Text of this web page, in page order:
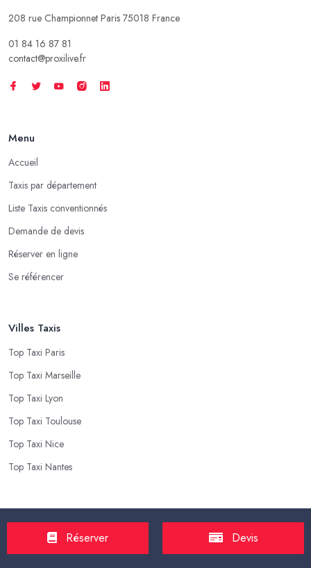
208 rue Championnet Paris 75018 France
01 84 16 87 81
contact@proxilive.fr
Menu
Accueil
Taxis par département
Liste Taxis conventionnés
Demande de devis
Réserver en ligne
Se référencer
Villes Taxis
Top Taxi Paris
Top Taxi Marseille
Top Taxi Lyon
Top Taxi Toulouse
Top Taxi Nice
Top Taxi Nantes
Tarif Course TaxiRéserver Devis